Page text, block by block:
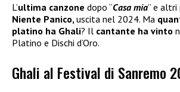
L’ultima canzone dopo “Casa mia” e altri
Niente Panico, uscita nel 2024. Ma
platino ha Ghali? Il cantante ha vinto
Platino e Dischi d’Oro.
Ghali al Festival di Sanremo